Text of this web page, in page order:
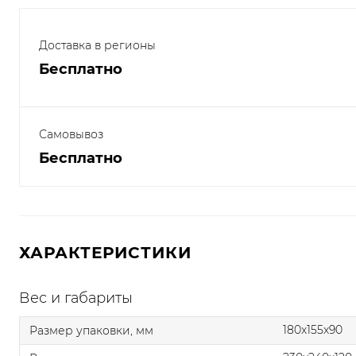
Доставка в регионы
Бесплатно
Самовывоз
Бесплатно
ХАРАКТЕРИСТИКИ
Вес и габариты
Размер упаковки, мм
180x155x90